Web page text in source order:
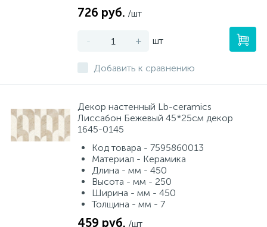
726 руб. /шт
- + шт
Добавить к сравнению
Декор настенный Lb-ceramics
Лиссабон Бежевый 45*25см декор
1645-0145
Код товара - 7595860013
Материал - Керамика
Длина - мм - 450
Высота - мм - 250
Ширина - мм - 450
Толщина - мм - 7
459 руб. /шт